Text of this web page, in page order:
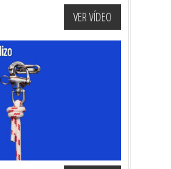
VER VÍDEO